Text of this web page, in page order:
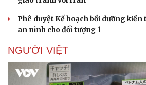
Vì cộng đồng
Phê duyệt Kế hoạch bồi dưỡng
an ninh cho đối tượng 1
NGƯỜI VIỆT